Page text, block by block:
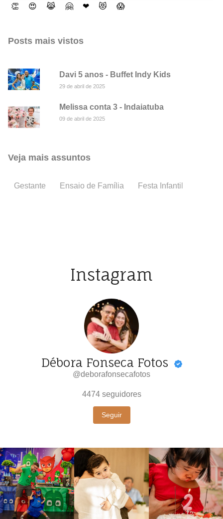
👏 😍 😹 🤗 ❤ 😻 😱
Posts mais vistos
Davi 5 anos - Buffet Indy Kids
29 de abril de 2025
Melissa conta 3 - Indaiatuba
09 de abril de 2025
Veja mais assuntos
Gestante Ensaio de Família Festa Infantil
Instagram
Débora Fonseca Fotos
@deborafonsecafotos
4474 seguidores
Seguir